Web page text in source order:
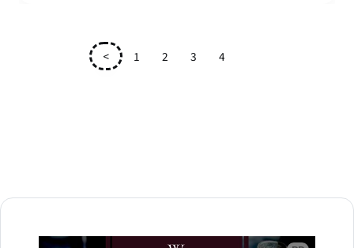
< 1 2 3 4